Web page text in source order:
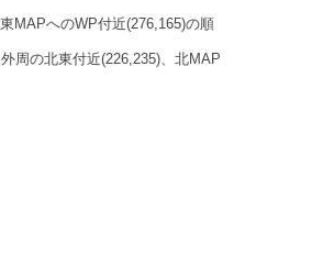
MAPへのWP付近(276,165)の順
周の北東付近(226,235)、北MAP